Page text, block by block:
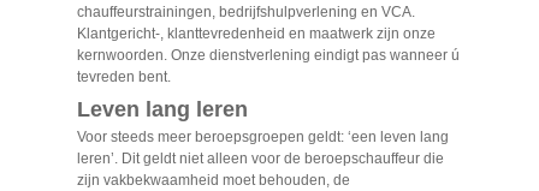
chauffeurstrainingen, bedrijfshulpverlening en VCA.
Klantgericht-, klanttevredenheid en maatwerk zijn onze
kernwoorden. Onze dienstverlening eindigt pas wanneer ú
tevreden bent.
Leven lang leren
Voor steeds meer beroepsgroepen geldt: ‘een leven lang
leren’. Dit geldt niet alleen voor de beroepschauffeur die
zijn vakbekwaamheid moet behouden, de